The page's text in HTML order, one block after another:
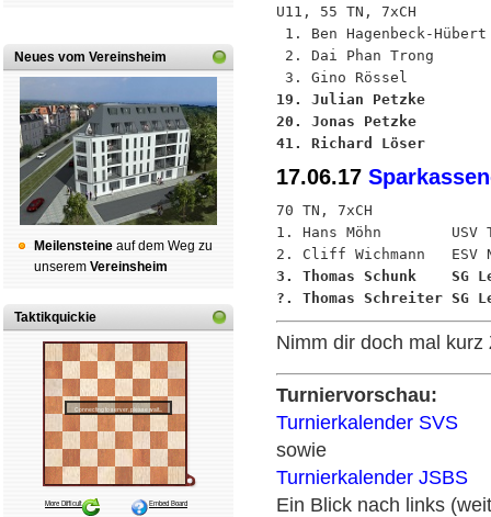
Neues vom Vereinsheim
Mei­len­stei­ne auf dem Weg zu
un­se­rem Ver­eins­heim
Taktikquickie
U11, 55 TN, 7xCH
1. Ben Hagenbeck-
2. Dai Phan Trong
19. Julian Petzke
20. Jonas Petzke
41. Richard Löser
17.06.17
70 TN, 7xCH
1. Hans Möhn        USV
3. Thomas Schunk
?. Thomas Schreiter SG
Nimm dir doch mal
Turniervorschau:
Turnierkalender SVS
sowie
Turnierkalender JSBS
Ein Blick nach links